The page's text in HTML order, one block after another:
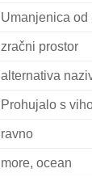
Umanjenica
zračni prostor
alternativa
Prohujalo s
ravno
more, ocean